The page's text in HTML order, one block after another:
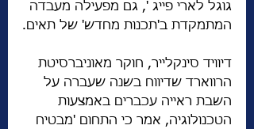
גוגל לארי פייג ', גם מפעילה מעבדה
המתמקדת ב'תכנות מחדש' של תאים.
דיוויד סינקלייר, חוקר מאוניברסיטת
הרווארד שדיווח בשנה שעברה על
השבת ראייה עכברים באמצעות
הטכנולוגיה, אמר כי התחום 'מבטיח